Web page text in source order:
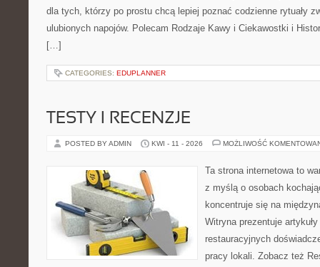
dla tych, którzy po prostu chcą lepiej poznać codzienne rytuały
ulubionych napojów. Polecam Rodzaje Kawy i Ciekawostki i
[…]
CATEGORIES: EDUPLANNER
TESTY I RECENZJE
POSTED BY ADMIN KWI - 11 - 2026 MOŻLIWOŚĆ
Ta strona internetowa to
z myślą o osobach
koncentruje się na
Witryna prezentuje
restauracyjnych
pracy lokali. Zobacz też